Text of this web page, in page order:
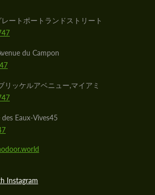
ートポートランドストリート
du Campon
リッケルアベニュー,マイアミ
Eaux-Vives45
Instagram